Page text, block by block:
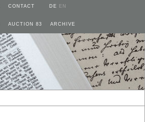
CONTACT DE EN
AUCTION 83 ARCHIVE